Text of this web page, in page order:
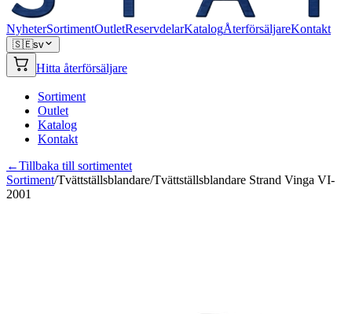
NyheterSortimentOutletReservdelarKatalogÅterförsäljareKontakt
🇸🇪sv
Hitta återförsäljare
Sortiment
Outlet
Katalog
Kontakt
←Tillbaka till sortimentet
Sortiment/Tvättställsblandare/Tvättställsblandare Strand Vinga VI-
2001